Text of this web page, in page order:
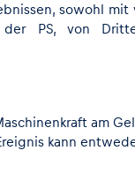
sowohl
PS, von
am
kann